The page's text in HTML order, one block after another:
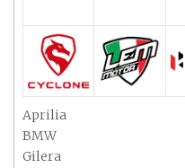
Aprilia
BMW
Gilera